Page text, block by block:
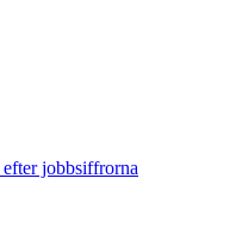
jobbsiffrorna